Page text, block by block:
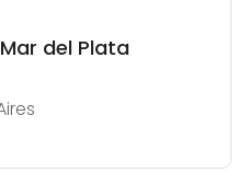
del Plata